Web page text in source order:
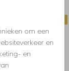
om een
en
en